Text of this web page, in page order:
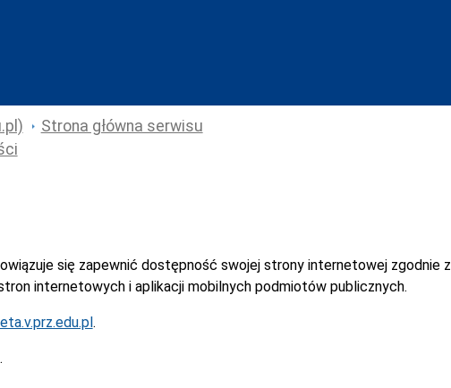
Strona główna serwisu
się zapewnić dostępność swojej strony internetowej zgodnie z
internetowych i aplikacji mobilnych podmiotów publicznych.
.